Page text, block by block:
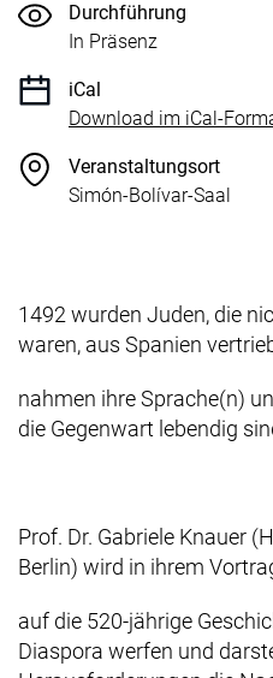
Durchführung
In Präsenz
iCal
Download im iCal-
Veranstaltungsort
Simón-Bolívar-Saal
1492 wurden Juden, die
waren, aus Spanien
nahmen ihre Sprache(n)
die Gegenwart lebendig
Prof. Dr. Gabriele Knauer
Berlin) wird in ihrem
auf die 520-jährige
Diaspora werfen und